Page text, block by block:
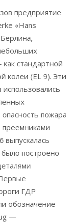
предприятие
«Hans
стандартной
колеи (EL 9). Эти
пожара
преемниками
выпускалась
построено
ГДР
обозначение
—